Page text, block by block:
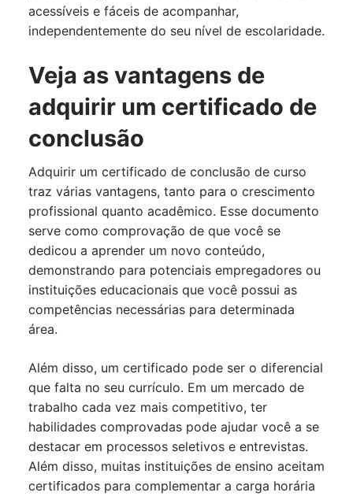
acessíveis e fáceis de acompanhar,
independentemente do seu nível de escolaridade.
Veja as vantagens de
adquirir um certificado de
conclusão
Adquirir um certificado de conclusão de curso
traz várias vantagens, tanto para o crescimento
profissional quanto acadêmico. Esse documento
serve como comprovação de que você se
dedicou a aprender um novo conteúdo,
demonstrando para potenciais empregadores ou
instituições educacionais que você possui as
competências necessárias para determinada
área.
Além disso, um certificado pode ser o diferencial
que falta no seu currículo. Em um mercado de
trabalho cada vez mais competitivo, ter
habilidades comprovadas pode ajudar você a se
destacar em processos seletivos e entrevistas.
Além disso, muitas instituições de ensino aceitam
certificados para complementar a carga horária